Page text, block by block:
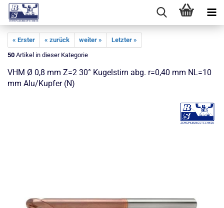
« Erster « zurück weiter »
Letzter »
50 Artikel in dieser Kategorie
VHM Ø 0,8 mm Z=2 30° Kugelstirn abg. r=0,40 mm NL=10
mm Alu/Kupfer (N)